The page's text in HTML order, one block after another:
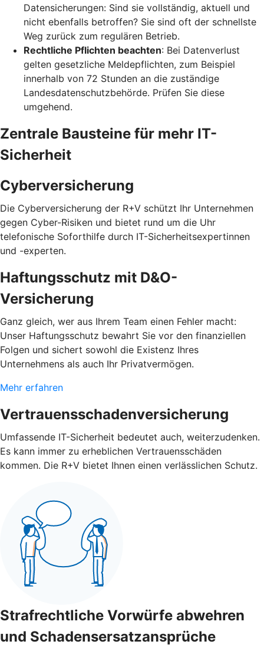
Datensicherungen: Sind sie vollständig, aktuell und
nicht ebenfalls betroffen? Sie sind oft der schnellste
Weg zurück zum regulären Betrieb.
Rechtliche Pflichten beachten: Bei Datenverlust
gelten gesetzliche Meldepflichten, zum Beispiel
innerhalb von 72 Stunden an die zuständige
Landesdatenschutzbehörde. Prüfen Sie diese
umgehend.
Zentrale Bausteine für mehr IT-
Sicherheit
Cyberversicherung
Die Cyberversicherung der R+V schützt Ihr Unternehmen
gegen Cyber-Risiken und bietet rund um die Uhr
telefonische Soforthilfe durch IT-Sicherheitsexpertinnen
und -experten.
Haftungsschutz mit D&O-
Versicherung
Ganz gleich, wer aus Ihrem Team einen Fehler macht:
Unser Haftungsschutz bewahrt Sie vor den finanziellen
Folgen und sichert sowohl die Existenz Ihres
Unternehmens als auch Ihr Privatvermögen.
Mehr erfahren
Vertrauensschadenversicherung
Umfassende IT-Sicherheit bedeutet auch, weiterzudenken.
Es kann immer zu erheblichen Vertrauensschäden
kommen. Die R+V bietet Ihnen einen verlässlichen Schutz.
Strafrechtliche Vorwürfe abwehren
und Schadensersatzansprüche